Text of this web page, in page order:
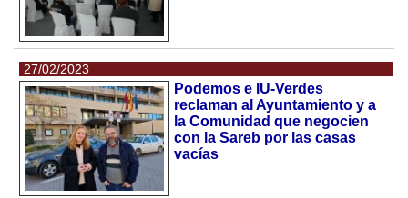
27/02/2023
Podemos e IU-Verdes
reclaman al Ayuntamiento y a
la Comunidad que negocien
con la Sareb por las casas
vacías